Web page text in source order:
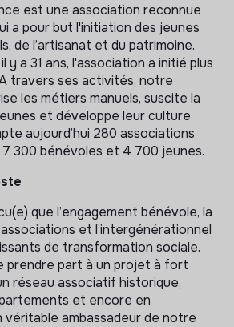
est une association reconnue
a pour but l'initiation des jeunes
de l’artisanat et du patrimoine.
y a 31 ans, l'association a initié plus
travers ses activités, notre
les métiers manuels, suscite la
et développe leur culture
aujourd’hui 280 associations
300 bénévoles et 4 700 jeunes.
que l’engagement bénévole, la
et l’intergénérationnel
de transformation sociale.
prendre part à un projet à fort
réseau associatif historique,
et encore en
véritable ambassadeur de notre